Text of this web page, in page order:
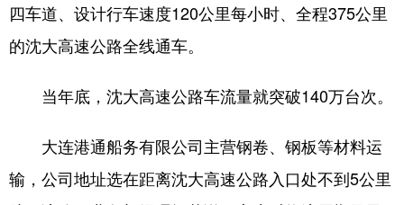
四车道、设计行车速度120公里每小时、全程375公里
的沈大高速公路全线通车。
当年底，沈大高速公路车流量就突破140万台次。
大连港通船务有限公司主营钢卷、钢板等材料运
输，公司地址选在距离沈大高速公路入口处不到5公里